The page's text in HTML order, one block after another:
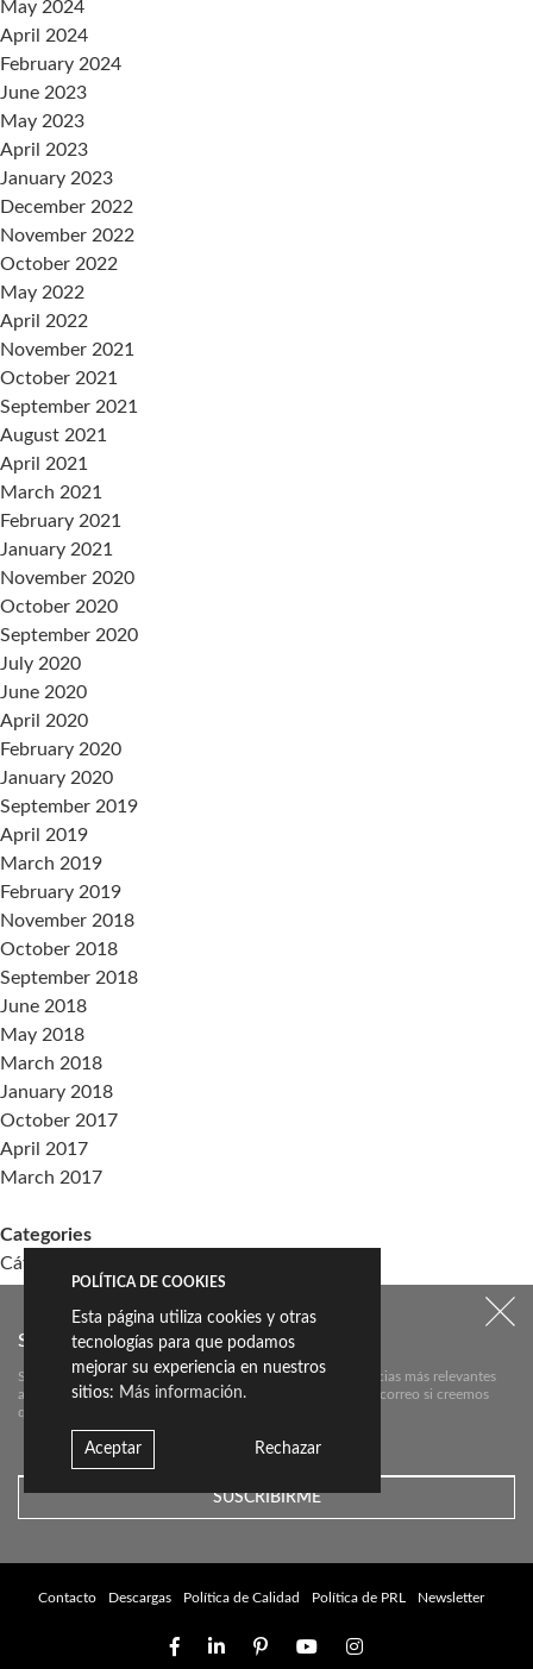
May 2024
April 2024
February 2024
June 2023
May 2023
April 2023
January 2023
December 2022
November 2022
October 2022
May 2022
April 2022
November 2021
October 2021
September 2021
August 2021
April 2021
March 2021
February 2021
January 2021
November 2020
October 2020
September 2020
July 2020
June 2020
April 2020
February 2020
January 2020
September 2019
April 2019
March 2019
February 2019
November 2018
October 2018
September 2018
June 2018
May 2018
March 2018
January 2018
October 2017
April 2017
March 2017
Categories
Cátedra Living Architecture (UPV)
Living the Change
Sin categoría
Meta
Comments feed
WordPress.org
SUSCRÍBETE A NUESTRO NEWSLETTER:
Suscríbete aquí a nuestra newsletter para conocer las noticias más relevantes
acerca de Livingceramics. Únicamente te mandaremos un correo si creemos
que hay algo que valga la pena contarte.
Contacto Descargas Política de Calidad Política de PRL Newsletter
POLÍTICA DE COOKIES
Esta página utiliza cookies y otras
tecnologías para que podamos
mejorar su experiencia en nuestros
sitios: Más información.
Aceptar Rechazar